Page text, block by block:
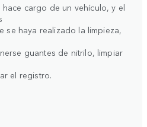
cargo de un vehículo, y el
se haya realizado la limpieza,
guantes de nitrilo, limpiar
el registro.